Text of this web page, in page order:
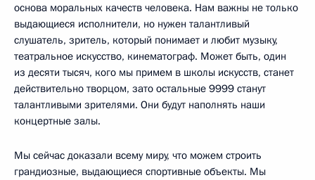
основа моральных качеств человека. Нам важны не только
выдающиеся исполнители, но нужен талантливый
слушатель, зритель, который понимает и любит музыку,
театральное искусство, кинематограф. Может быть, один
из десяти тысяч, кого мы примем в школы искусств, станет
действительно творцом, зато остальные 9999 станут
талантливыми зрителями. Они будут наполнять наши
концертные залы.
Мы сейчас доказали всему миру, что можем строить
грандиозные, выдающиеся спортивные объекты. Мы